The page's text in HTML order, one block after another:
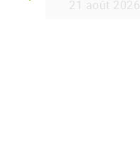
Retour21 août 2026